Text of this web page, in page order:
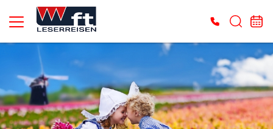
Es konnten keine gültigen Angebote gefunden werden. Bitte wenden Sie sich an
unser Service-Center.